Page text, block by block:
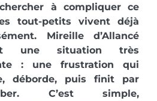
à compliquer ce
tout-petits vivent déjà
Mireille d’Allancé
une situation très
: une frustration qui
déborde, puis finit par
C’est simple,